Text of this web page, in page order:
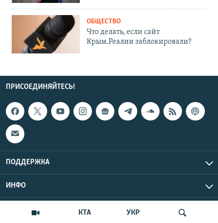
КТА УКР
ОБЩЕСТВО
Что делать, если сайт
Крым.Реалии заблокировали?
ПРИСОЕДИНЯЙТЕСЬ!
ПОДДЕРЖКА
ИНФО
Copyright Крым.Реалии, 2026 | Все права защищены.
UTC+3